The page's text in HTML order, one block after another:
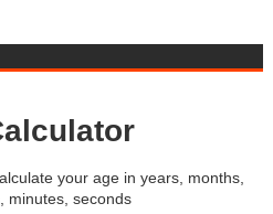
your age in years, months,
minutes, seconds